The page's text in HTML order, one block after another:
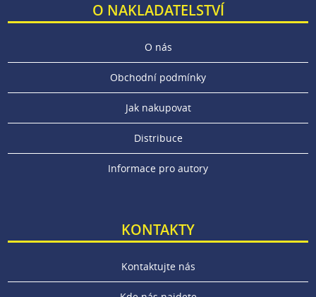
O NAKLADATELSTVÍ
O nás
Obchodní podmínky
Jak nakupovat
Distribuce
Informace pro autory
KONTAKTY
Kontaktujte nás